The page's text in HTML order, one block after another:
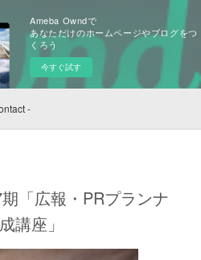
Ameba Owndで
あなただけのホームページやブログをつ
くろう
今すぐ試す
-
「広報・PRプランナ
講座」